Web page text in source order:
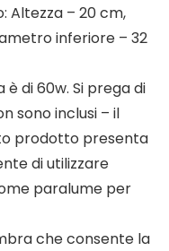
Altezza – 20 cm,
inferiore – 32
di 60w. Si prega di
sono inclusi – il
prodotto presenta
di utilizzare
paralume per
che consente la